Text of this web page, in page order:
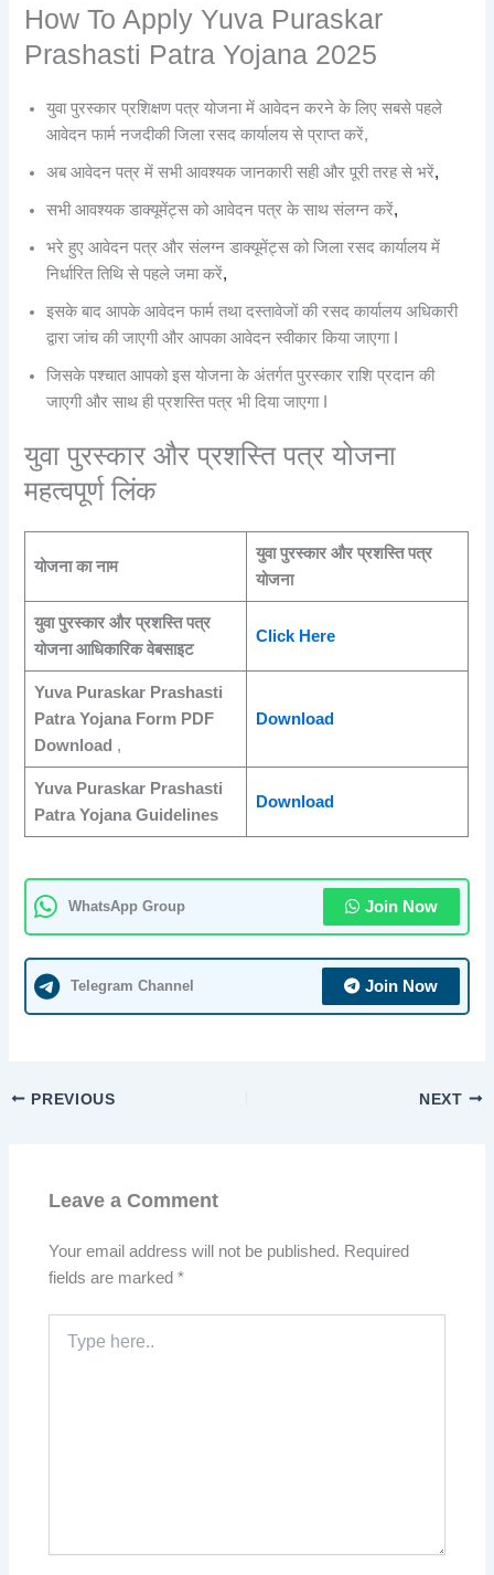
How To Apply Yuva Puraskar
Prashasti Patra Yojana 2025
युवा पुरस्कार प्रशिक्षण पत्र योजना में आवेदन करने के लिए सबसे पहले
आवेदन फार्म नजदीकी जिला रसद कार्यालय से प्राप्त करें,
अब आवेदन पत्र में सभी आवश्यक जानकारी सही और पूरी तरह से भरें,
सभी आवश्यक डाक्यूमेंट्स को आवेदन पत्र के साथ संलग्न करें,
भरे हुए आवेदन पत्र और संलग्न डाक्यूमेंट्स को जिला रसद कार्यालय में
निर्धारित तिथि से पहले जमा करें,
इसके बाद आपके आवेदन फार्म तथा दस्तावेजों की रसद कार्यालय अधिकारी
द्वारा जांच की जाएगी और आपका आवेदन स्वीकार किया जाएगा I
जिसके पश्चात आपको इस योजना के अंतर्गत पुरस्कार राशि प्रदान की
जाएगी और साथ ही प्रशस्ति पत्र भी दिया जाएगा I
युवा पुरस्कार और प्रशस्ति पत्र योजना
महत्वपूर्ण लिंक
योजना का नाम
युवा पुरस्कार और प्रशस्ति पत्र
योजना
युवा पुरस्कार और प्रशस्ति पत्र
योजना आधिकारिक वेबसाइट
Click Here
Yuva Puraskar Prashasti
Patra Yojana Form PDF
Download ,
Download
Yuva Puraskar Prashasti
Patra Yojana Guidelines
Download
WhatsApp Group Join Now
Telegram Channel Join Now
PREVIOUS NEXT
Leave a Comment
Your email address will not be published. Required
fields are marked*
here..